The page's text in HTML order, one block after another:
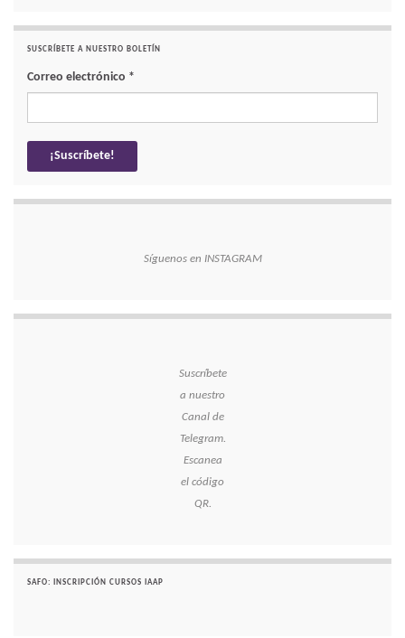
SUSCRÍBETE A NUESTRO BOLETÍN
Correo electrónico *
Síguenos en INSTAGRAM
Suscríbete
a nuestro
Canal de
Telegram.
Escanea
el código
QR.
SAFO: INSCRIPCIÓN CURSOS IAAP